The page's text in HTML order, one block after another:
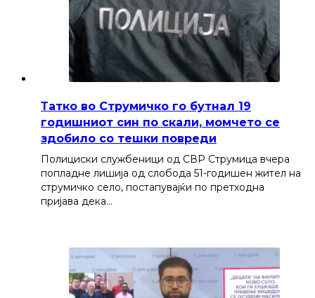
Татко во Струмичко го бутнал 19
годишниот син по скали, момчето се
здобило со тешки повреди
Полициски службеници од СВР Струмица вчера
попладне лишија од слобода 51-годишен жител на
струмичко село, постапувајќи по претходна
пријава дека…